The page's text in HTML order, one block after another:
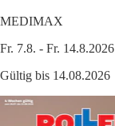
MEDIMAX
Fr. 7.8. - Fr. 14.8.2026
Gültig bis 14.08.2026